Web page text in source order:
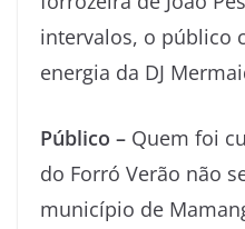
intervalos, o público
energia da DJ
Público – Quem foi
do Forró Verão não
município de